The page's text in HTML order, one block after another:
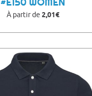
À partir de 2,01€